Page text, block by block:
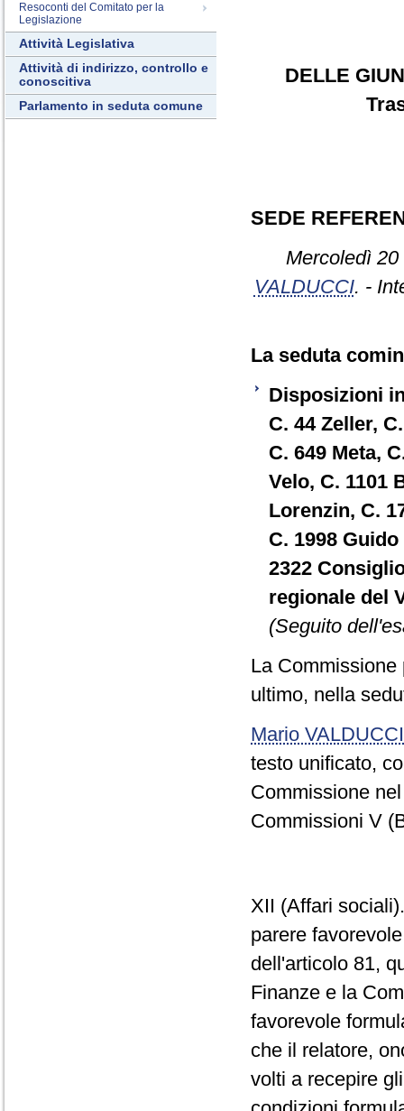
Resoconti del Comitato per la
Legislazione
Attività Legislativa
Attività di indirizzo, controllo e
conoscitiva
Parlamento in seduta comune
DELLE
SEDE
Mercoledì
VALDUCCI. -
La seduta
Disposizioni
C. 44 Zeller,
C. 649 Meta,
Velo, C. 1101
Lorenzin, C.
C. 1998
2322
regionale del
(Seguito
La
ultimo, nella
Mario VALDUCCI
testo unificato,
Commissione
Commissioni V
XII (Affari
parere
dell'articolo 81,
Finanze e la
favorevole
che il relatore,
volti a recepire